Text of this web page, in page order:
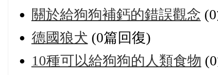
關於給狗狗補鈣的錯誤觀念
德國狼犬 (0篇回復)
10種可以給狗狗的人類食物